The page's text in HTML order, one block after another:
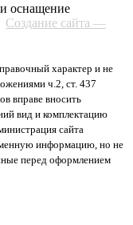
оснащение
Создание сайта —
характер и не
ч.2, ст. 437
вправе вносить
вид и комплектацию
сайта
информацию, но не
перед оформлением